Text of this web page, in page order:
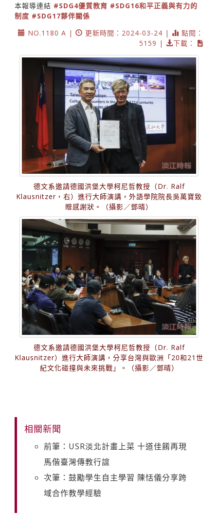
本報導連結 #SDG4優質教育 #SDG16和平正義與有力的
制度 #SDG17夥伴關係
NO.1180 A |
更新時間：2024-03-24 |
點閱：
5159 |
下載：
德文系邀請德國洪堡大學柯尼哲教授（Dr. Ralf
Klausnitzer，右）進行大師演講，外語學院院長吳萬寶致
贈感謝狀。（攝影／鄧晴）
德文系邀請德國洪堡大學柯尼哲教授（Dr. Ralf
Klausnitzer）進行大師演講，分享台灣與歐洲「20和21世
紀文化碰撞與未來挑戰」。（攝影／鄧晴）
相關新聞
前筆：USR淡北計畫上菜 十道佳餚再現
馬偕臺灣傳教行誼
次筆：鼓勵學生自主學習 陳恬儀分享跨
域合作教學經驗